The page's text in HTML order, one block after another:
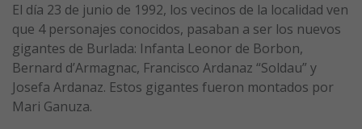
El día 23 de junio de 1992, los vecinos de la localidad ven
que 4 personajes conocidos, pasaban a ser los nuevos
gigantes de Burlada: Infanta Leonor de Borbon,
Bernard d’Armagnac, Francisco Ardanaz “Soldau” y
Josefa Ardanaz. Estos gigantes fueron montados por
Mari Ganuza.